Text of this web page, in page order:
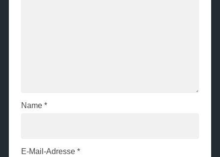
Name *
E-Mail-Adresse *